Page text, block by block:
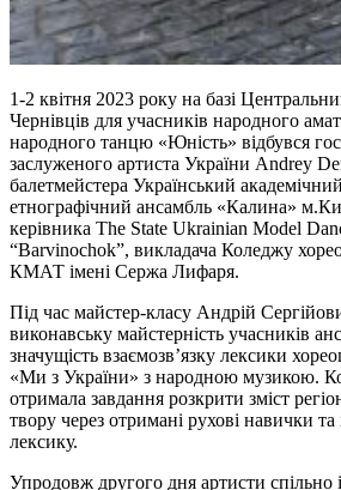
1-2 квітня 2023 року на базі
Чернівців для учасників народного
народного танцю «Юність» відбувся
заслуженого артиста України Andrey
балетмейстера Український
етнографічний ансамбль «Калина»
керівника The State Ukrainian Model
“Barvinochok”, викладача Коледжу
КМАТ імені Сержа Лифаря.
Під час майстер-класу Андрій
виконавську майстерність учасників
значущість взаємозв’язку лексики
«Ми з України» з народною музикою.
отримала завдання розкрити зміст
твору через отримані рухові навички та
лексику.
Упродовж другого дня артисти спільно